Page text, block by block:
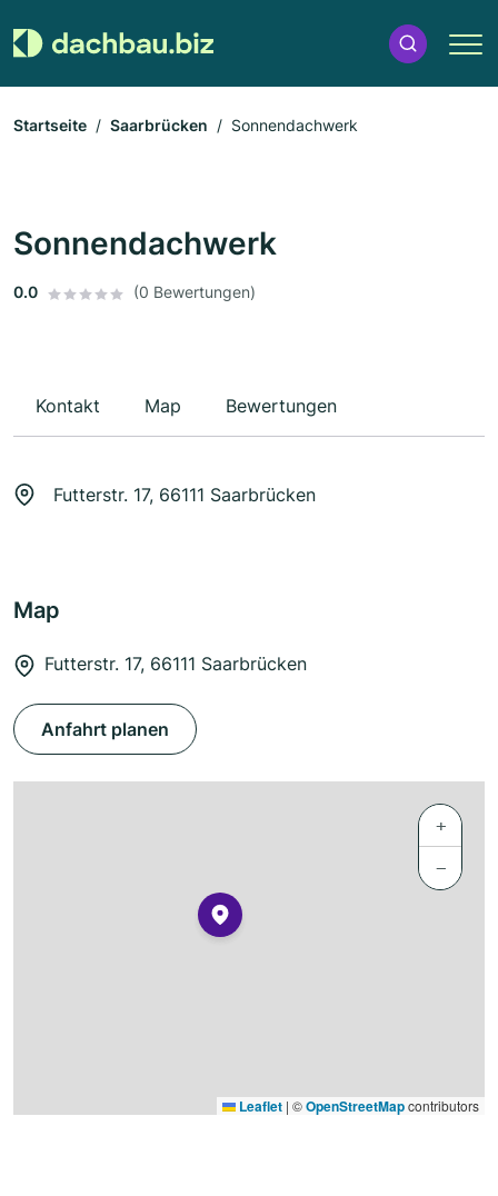
Startseite Saarbrücken Sonnendachwerk
Sonnendachwerk
0.0 (0 Bewertungen)
Kontakt Map Bewertungen
Futterstr. 17, 66111 Saarbrücken
Map
Futterstr. 17, 66111 Saarbrücken
Anfahrt planen
+
−
Leaflet | ©OpenStreetMapcontributors